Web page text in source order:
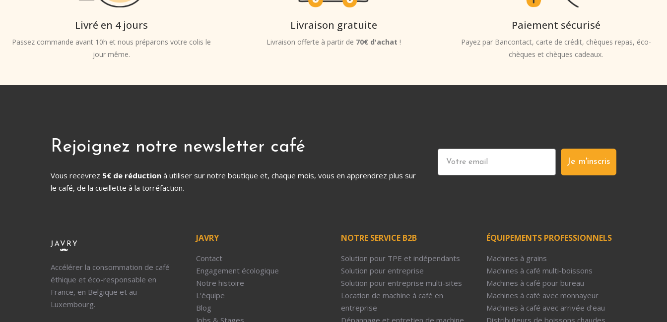
Livré en 4 jours
Passez commande avant 10h et nous préparons votre colis le
jour même.
Livraison gratuite
Livraison offerte à partir de 70€ d'achat !
Paiement sécurisé
Payez par Bancontact, carte de crédit, chèques repas, éco-
chèques et chèques cadeaux.
Rejoignez notre newsletter café
Vous recevrez 5€ de réduction à utiliser sur notre boutique et, chaque mois, vous en apprendrez plus sur
le café, de la cueillette à la torréfaction.
Je m'inscris
Accélérer la consommation de café
éthique et éco-responsable en
France, en Belgique et au
Luxembourg.
JAVRY
Contact
Engagement écologique
Notre histoire
L'équipe
Blog
Jobs & Stages
NOTRE SERVICE B2B
Solution pour TPE et indépendants
Solution pour entreprise
Solution pour entreprise multi-sites
Location de machine à café en
entreprise
Dépannage et entretien de machine
ÉQUIPEMENTS PROFESSIONNELS
Machines à grains
Machines à café multi-boissons
Machines à café pour bureau
Machines à café avec monnayeur
Machines à café avec arrivée d'eau
Distributeurs de boissons chaudes